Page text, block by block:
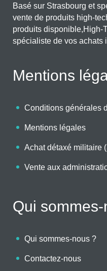
Basé sur Strasbourg et
vente de produits high-
produits disponible,High-
spécialiste de vos achats
Mentions
Conditions générales
Mentions légales
Achat détaxé militaire
Vente aux
Qui
Qui sommes-nous ?
Contactez-nous